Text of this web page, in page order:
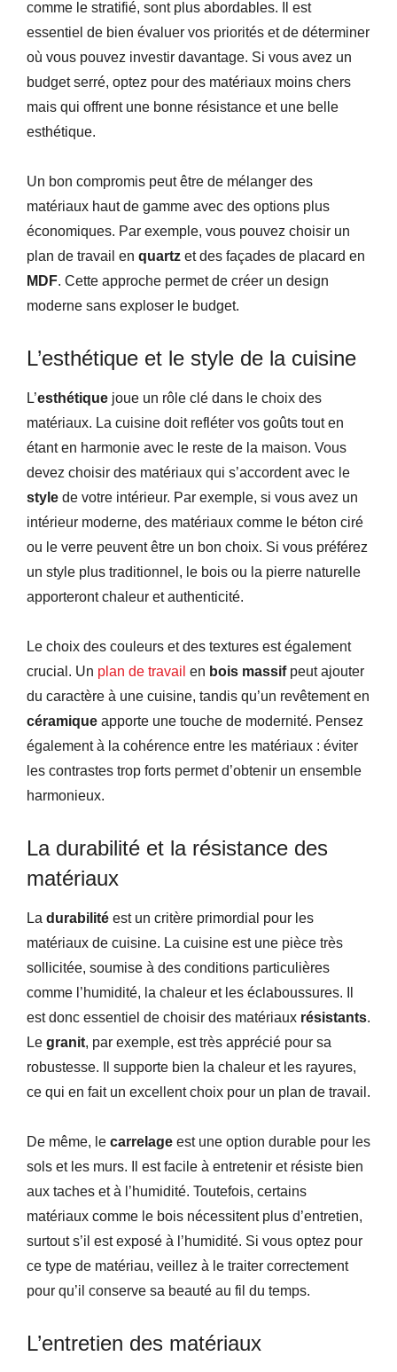
comme le stratifié, sont plus abordables. Il est
essentiel de bien évaluer vos priorités et de déterminer
où vous pouvez investir davantage. Si vous avez un
budget serré, optez pour des matériaux moins chers
mais qui offrent une bonne résistance et une belle
esthétique.
Un bon compromis peut être de mélanger des
matériaux haut de gamme avec des options plus
économiques. Par exemple, vous pouvez choisir un
plan de travail en quartz et des façades de placard en
MDF. Cette approche permet de créer un design
moderne sans exploser le budget.
L’esthétique et le style de la cuisine
L’esthétique joue un rôle clé dans le choix des
matériaux. La cuisine doit refléter vos goûts tout en
étant en harmonie avec le reste de la maison. Vous
devez choisir des matériaux qui s’accordent avec le
style de votre intérieur. Par exemple, si vous avez un
intérieur moderne, des matériaux comme le béton ciré
ou le verre peuvent être un bon choix. Si vous préférez
un style plus traditionnel, le bois ou la pierre naturelle
apporteront chaleur et authenticité.
Le choix des couleurs et des textures est également
crucial. Un plan de travail en bois massifpeut ajouter
du caractère à une cuisine, tandis qu’un revêtement en
céramique apporte une touche de modernité. Pensez
également à la cohérence entre les matériaux : éviter
les contrastes trop forts permet d’obtenir un ensemble
harmonieux.
La durabilité et la résistance des
matériaux
La durabilité est un critère primordial pour les
matériaux de cuisine. La cuisine est une pièce très
sollicitée, soumise à des conditions particulières
comme l’humidité, la chaleur et les éclaboussures. Il
est donc essentiel de choisir des matériaux résistants.
Le granit, par exemple, est très apprécié pour sa
robustesse. Il supporte bien la chaleur et les rayures,
ce qui en fait un excellent choix pour un plan de travail.
De même, le carrelage est une option durable pour les
sols et les murs. Il est facile à entretenir et résiste bien
aux taches et à l’humidité. Toutefois, certains
matériaux comme le bois nécessitent plus d’entretien,
surtout s’il est exposé à l’humidité. Si vous optez pour
ce type de matériau, veillez à le traiter correctement
pour qu’il conserve sa beauté au fil du temps.
L’entretien des matériaux